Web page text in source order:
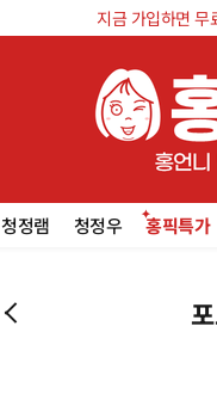
지금 가입하면
청정램 청정우 홍픽특가